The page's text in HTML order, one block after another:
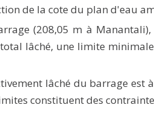
de la cote du plan d'eau
(208,05 m à Manantali),
lâché, une limite
lâché du barrage est
constituent des